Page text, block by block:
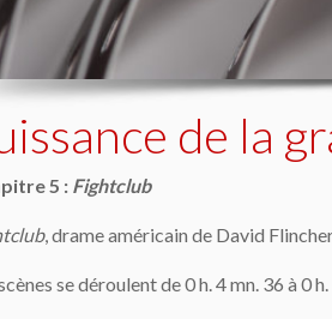
de la
5 : Fightclub
, drame américain de David
se déroulent de 0 h. 4 mn. 36 à 0